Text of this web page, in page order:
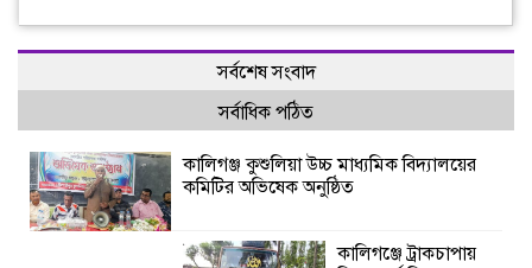
সর্বশেষ সংবাদ
সর্বাধিক পঠিত
কালিগঞ্জ কুশুলিয়া উচ্চ মাধ্যমিক বিদ্যালয়ের
কমিটির অভিষেক অনুষ্ঠিত
কালিগঞ্জে ট্রাকচাপায়